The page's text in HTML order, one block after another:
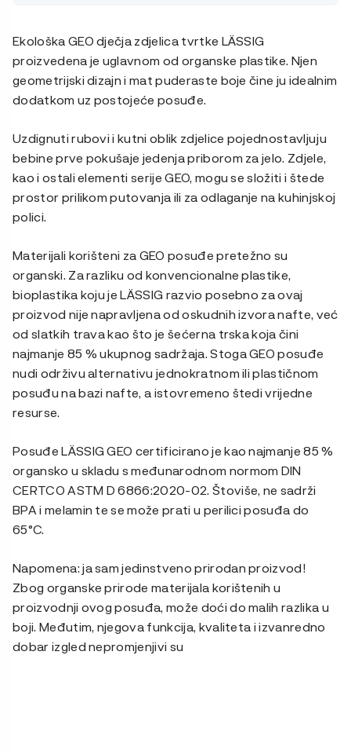
Ekološka GEO dječja zdjelica tvrtke LÄSSIG
proizvedena je uglavnom od organske plastike. Njen
geometrijski dizajn i mat puderaste boje čine ju idealnim
dodatkom uz postojeće posuđe.
Uzdignuti rubovi i kutni oblik zdjelice pojednostavljuju
bebine prve pokušaje jedenja priborom za jelo. Zdjele,
kao i ostali elementi serije GEO, mogu se složiti i štede
prostor prilikom putovanja ili za odlaganje na kuhinjskoj
polici.
Materijali korišteni za GEO posuđe pretežno su
organski. Za razliku od konvencionalne plastike,
bioplastika koju je LÄSSIG razvio posebno za ovaj
proizvod nije napravljena od oskudnih izvora nafte, već
od slatkih trava kao što je šećerna trska koja čini
najmanje 85 % ukupnog sadržaja. Stoga GEO posuđe
nudi održivu alternativu jednokratnom ili plastičnom
posuđu na bazi nafte, a istovremeno štedi vrijedne
resurse.
Posuđe LÄSSIG GEO certificirano je kao najmanje 85 %
organsko u skladu s međunarodnom normom DIN
CERTCO ASTM D 6866:2020-02. Štoviše, ne sadrži
BPA i melamin te se može prati u perilici posuđa do
65°C.
Napomena: ja sam jedinstveno prirodan proizvod!
Zbog organske prirode materijala korištenih u
proizvodnji ovog posuđa, može doći do malih razlika u
boji. Međutim, njegova funkcija, kvaliteta i izvanredno
dobar izgled nepromjenjivi su